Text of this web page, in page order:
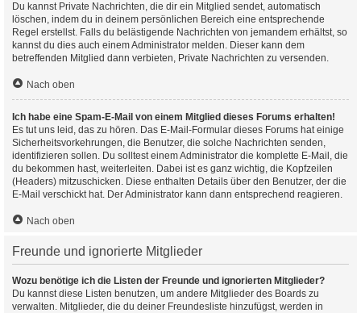
Du kannst Private Nachrichten, die dir ein Mitglied sendet, automatisch
löschen, indem du in deinem persönlichen Bereich eine entsprechende
Regel erstellst. Falls du belästigende Nachrichten von jemandem erhältst, so
kannst du dies auch einem Administrator melden. Dieser kann dem
betreffenden Mitglied dann verbieten, Private Nachrichten zu versenden.
Nach oben
Ich habe eine Spam-E-Mail von einem Mitglied dieses Forums erhalten!
Es tut uns leid, das zu hören. Das E-Mail-Formular dieses Forums hat einige
Sicherheitsvorkehrungen, die Benutzer, die solche Nachrichten senden,
identifizieren sollen. Du solltest einem Administrator die komplette E-Mail, die
du bekommen hast, weiterleiten. Dabei ist es ganz wichtig, die Kopfzeilen
(Headers) mitzuschicken. Diese enthalten Details über den Benutzer, der die
E-Mail verschickt hat. Der Administrator kann dann entsprechend reagieren.
Nach oben
Freunde und ignorierte Mitglieder
Wozu benötige ich die Listen der Freunde und ignorierten Mitglieder?
Du kannst diese Listen benutzen, um andere Mitglieder des Boards zu
verwalten. Mitglieder, die du deiner Freundesliste hinzufügst, werden in